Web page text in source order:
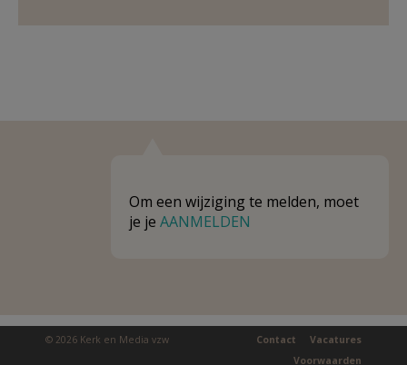
Om een wijziging te melden, moet
je je AANMELDEN
© 2026 Kerk en Media vzw Vacatures
Contact
Voorwaarden